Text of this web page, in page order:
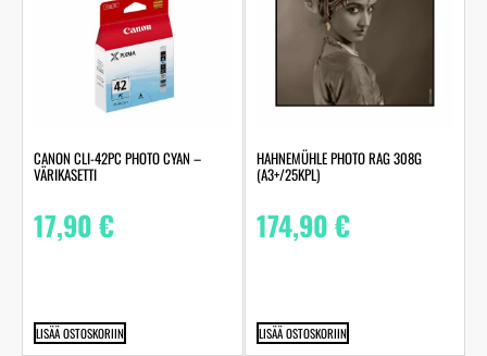
CANON CLI-42PC PHOTO CYAN –
VÄRIKASETTI
17,90€
LISÄÄ OSTOSKORIIN
HAHNEMÜHLE PHOTO RAG 308G
(A3+/25KPL)
174,90€
LISÄÄ OSTOSKORIIN